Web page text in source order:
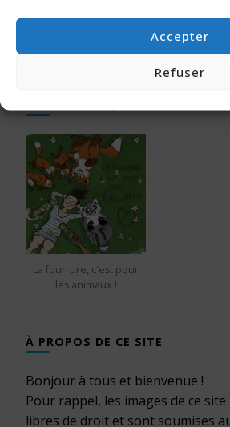
Accepter
Refuser
La fourrure, c'est pour
les animaux !
À PROPOS DE CE SITE
Bonjour à tous et bienvenue !
Pour rappel, les images de ce
libres de droit et sont soumises